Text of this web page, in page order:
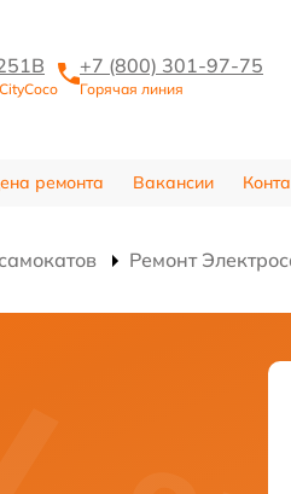
+7 (800) 301-97-75
Горячая линия
ремонта Вакансии
Ремонт